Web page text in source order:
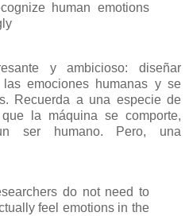
human emotions
y ambicioso: diseñar
emociones humanas y se
Recuerda a una especie de
la máquina se comporte,
ser humano. Pero, una
do not need to
feel emotions in the